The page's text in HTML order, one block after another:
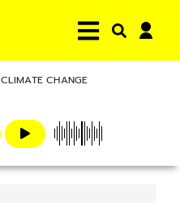
CLIMATE CHANGE